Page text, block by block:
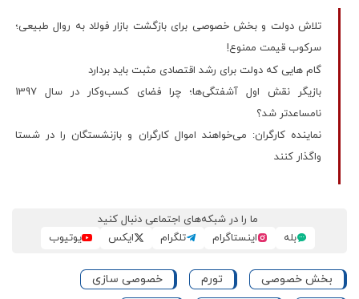
تلاش دولت و بخش خصوصی برای بازگشت بازار فولاد به روال طبیعی؛
سرکوب قیمت ممنوع!
گام هایی که دولت برای رشد اقتصادی مثبت باید بردارد
بازیگر نقش اول آشفتگی‌ها؛ چرا فضای کسب‌وکار در سال 1397
نامساعدتر شد؟
نماینده کارگران: می‌خواهند اموال کارگران و بازنشستگان را در شستا
واگذار کنند
ما را در شبکه‌های اجتماعی دنبال کنید
بله
اینستاگرام تلگرام ایکس یوتیوب
بخش خصوصی تورم
خصوصی سازی